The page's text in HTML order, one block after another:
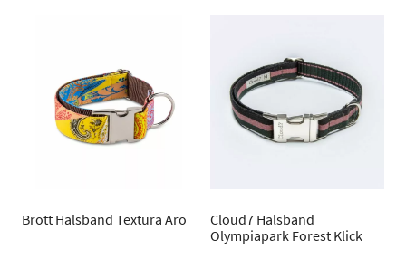
Brott Halsband Textura Aro
Cloud7 Halsband
Olympiapark Forest Klick